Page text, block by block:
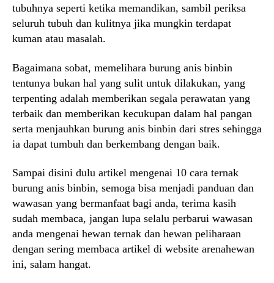
tubuhnya seperti ketika memandikan, sambil periksa
seluruh tubuh dan kulitnya jika mungkin terdapat
kuman atau masalah.
Bagaimana sobat, memelihara burung anis binbin
tentunya bukan hal yang sulit untuk dilakukan, yang
terpenting adalah memberikan segala perawatan yang
terbaik dan memberikan kecukupan dalam hal pangan
serta menjauhkan burung anis binbin dari stres sehingga
ia dapat tumbuh dan berkembang dengan baik.
Sampai disini dulu artikel mengenai 10 cara ternak
burung anis binbin, semoga bisa menjadi panduan dan
wawasan yang bermanfaat bagi anda, terima kasih
sudah membaca, jangan lupa selalu perbarui wawasan
anda mengenai hewan ternak dan hewan peliharaan
dengan sering membaca artikel di website arenahewan
ini, salam hangat.